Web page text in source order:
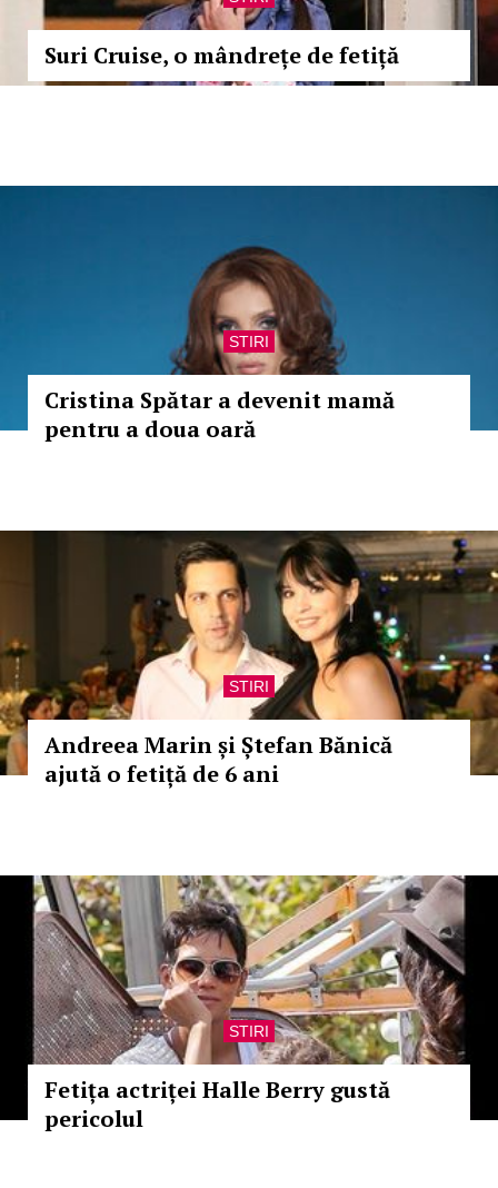
Suri Cruise, o mândrețe de fetiță
STIRI
Cristina Spătar a devenit mamă
pentru a doua oară
STIRI
Andreea Marin și Ștefan Bănică
ajută o fetiță de 6 ani
STIRI
Fetița actriței Halle Berry gustă
pericolul